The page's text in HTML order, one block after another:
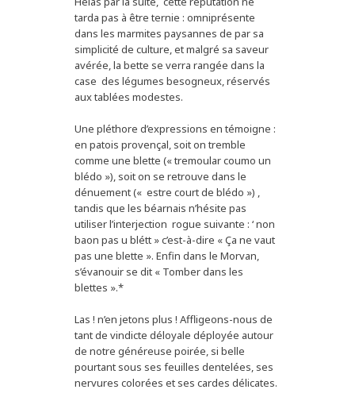
tarda pas à être ternie : omniprésente
dans les marmites paysannes de par sa
simplicité de culture, et malgré sa saveur
avérée, la bette se verra rangée dans la
case des légumes besogneux, réservés
aux tablées modestes.
Une pléthore d’expressions en témoigne :
en patois provençal, soit on tremble
comme une blette (« tremoular coumo un
blédo »), soit on se retrouve dans le
dénuement (« estre court de blédo ») ,
tandis que les béarnais n’hésite pas
utiliser l’interjection rogue suivante : ‘ non
baon pas u blétt » c’est-à-dire « Ça ne vaut
pas une blette ». Enfin dans le Morvan,
s’évanouir se dit « Tomber dans les
blettes ».*
Las ! n’en jetons plus ! Affligeons-nous de
tant de vindicte déloyale déployée autour
de notre généreuse poirée, si belle
pourtant sous ses feuilles dentelées, ses
nervures colorées et ses cardes délicates.